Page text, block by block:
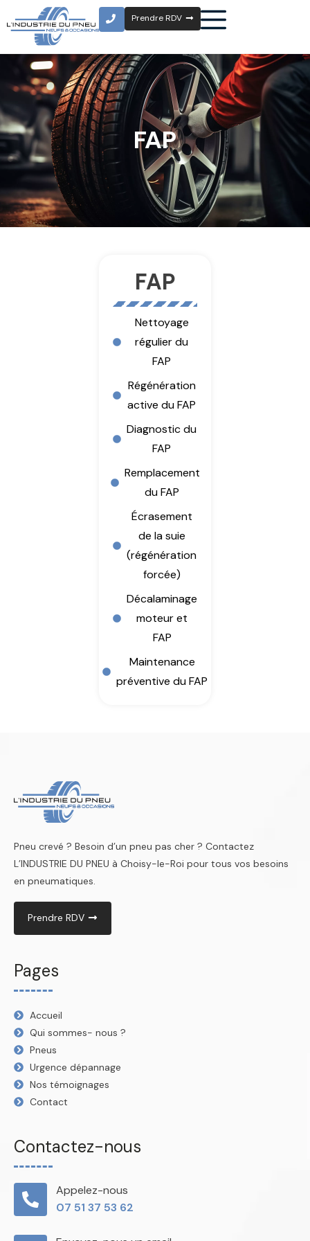
Prendre RDV
FAP
FAP
Nettoyage
régulier du
FAP
Régénération
active du FAP
Diagnostic du
FAP
Remplacement
du FAP
Écrasement
de la suie
(régénération
forcée)
Décalaminage
moteur et
FAP
Maintenance
préventive du FAP
Pneu crevé ? Besoin d’un pneu pas cher ? Contactez
L’INDUSTRIE DU PNEU à Choisy-le-Roi pour tous vos besoins
en pneumatiques.
Prendre RDV
Pages
Accueil
Qui sommes- nous ?
Pneus
Urgence dépannage
Nos témoignages
Contact
Contactez-nous
Appelez-nous
07 51 37 53 62